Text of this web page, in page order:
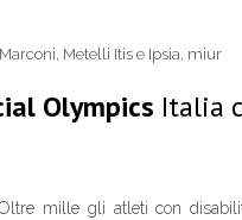
Marconi, Metelli Itis e Ipsia, miur
Olympics Italia
mille gli atleti con